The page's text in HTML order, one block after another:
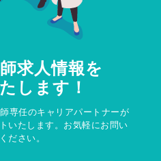
求人情報を
します！
専任のキャリアパートナーが
いたします。お気軽にお問い
ださい。